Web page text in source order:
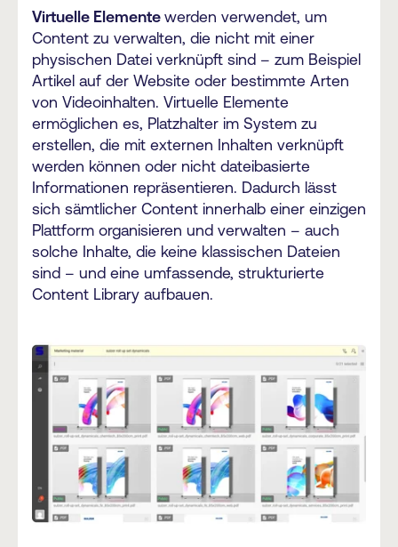
Virtuelle Elemente werden verwendet, um
Content zu verwalten, die nicht mit einer
physischen Datei verknüpft sind – zum Beispiel
Artikel auf der Website oder bestimmte Arten
von Videoinhalten. Virtuelle Elemente
ermöglichen es, Platzhalter im System zu
erstellen, die mit externen Inhalten verknüpft
werden können oder nicht dateibasierte
Informationen repräsentieren. Dadurch lässt
sich sämtlicher Content innerhalb einer einzigen
Plattform organisieren und verwalten – auch
solche Inhalte, die keine klassischen Dateien
sind – und eine umfassende, strukturierte
Content Library aufbauen.